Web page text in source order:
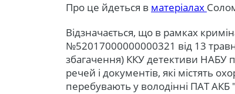
Про це йдеться в матеріалах
Відзначається, що в рамках
№52017000000000321 від 13
збагачення) ККУ детективи НАБУ
речей і документів, які містять
перебувають у володінні ПАТ АКБ